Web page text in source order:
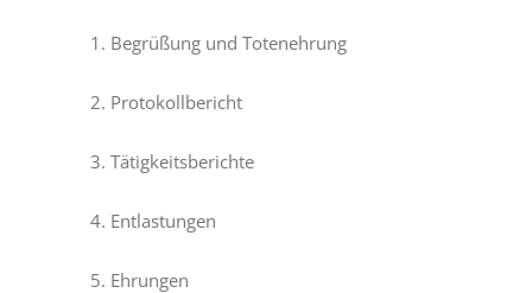
1. Begrüßung und Totenehrung
2. Protokollbericht
3. Tätigkeitsberichte
4. Entlastungen
5. Ehrungen